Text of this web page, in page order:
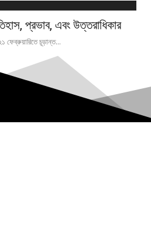
প্রভাব, এবং উত্তরাধিকার
ফেব্রুয়ারিতে চূড়ান্ত...